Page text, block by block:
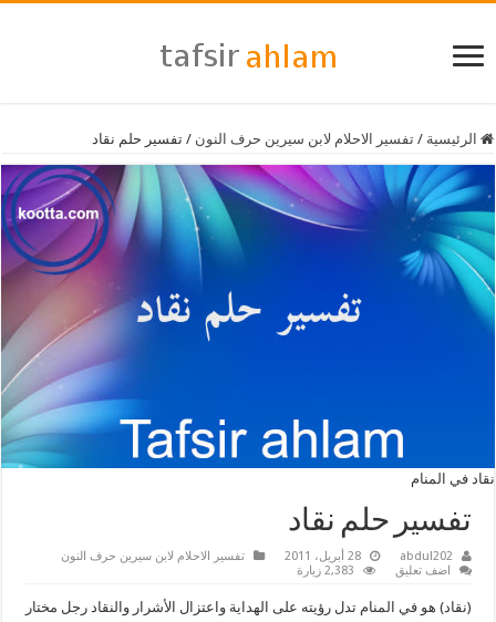
الرئيسية / تفسير الاحلام لابن سيرين حرف النون / تفسير حلم نقاد
نقاد في المنام
تفسير حلم نقاد
abdul202 28 أبريل، 2011
تفسير الاحلام لابن سيرين حرف النون
اضف تعليق
2,383 زيارة
(نقاد) هو في المنام تدل رؤيته على الهداية واعتزال الأشرار والنقاد رجل مختار